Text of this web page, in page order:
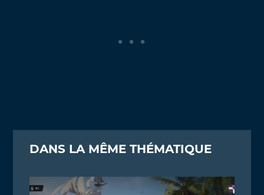
DANS LA MÊME THÉMATIQUE